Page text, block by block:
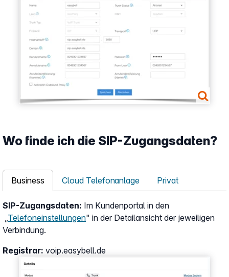
Wo finde ich die SIP-Zugangsdaten?
Business Cloud Telefonanlage Privat
Show larger version
SIP-Zugangsdaten: Im Kundenportal in den
„Telefoneinstellungen" in der Detailansicht der jeweiligen
Verbindung.
Registrar: voip.easybell.de